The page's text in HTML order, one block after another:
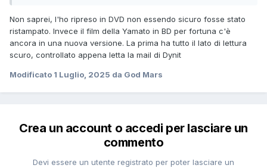
Non saprei, l'ho ripreso in DVD non essendo sicuro fosse stato
ristampato. Invece il film della Yamato in BD per fortuna c'è
ancora in una nuova versione. La prima ha tutto il lato di lettura
scuro, controllato appena letta la mail di Dynit
Modificato 1 Luglio, 2025 da God Mars
Crea un account o accedi per lasciare un
commento
Devi essere un utente registrato per poter lasciare un